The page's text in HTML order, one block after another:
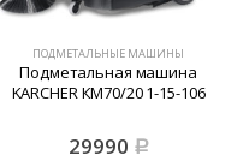
ПОДМЕТАЛЬНЫЕ МАШИНЫ
Подметальная машина
KARCHER КМ70/20 1-15-106
29990 Р